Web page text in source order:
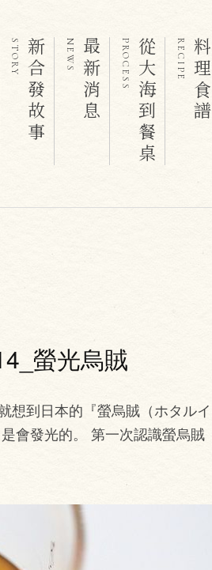
STORY 新合發故事 NEWS 最新消息 PROCESS從大海到餐桌 RECIPE 料理食譜
螢光烏賊
想到日本的『螢烏賊（ホタルイ
會發光的。 第一次認識螢烏賊